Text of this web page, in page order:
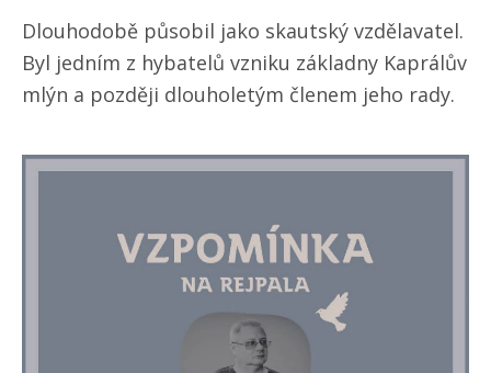
Dlouhodobě působil jako skautský vzdělavatel.
Byl jedním z hybatelů vzniku základny Kaprálův
mlýn a později dlouholetým členem jeho rady.